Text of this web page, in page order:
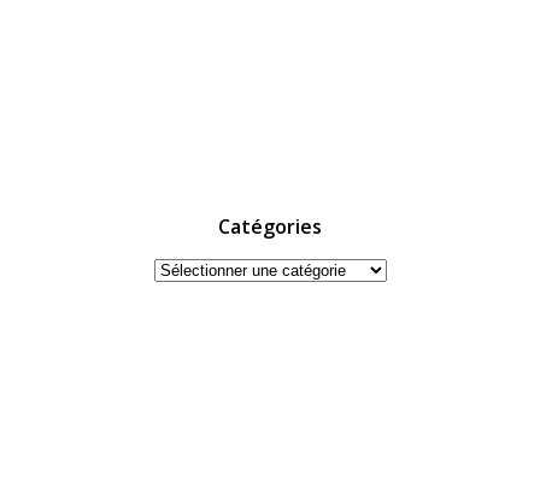
Catégories
Catégories